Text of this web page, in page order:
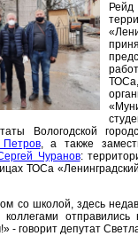
Вологодской
, а также
Чуранов:
ТОСа
со школой, здесь
отправились
- говорит депутат